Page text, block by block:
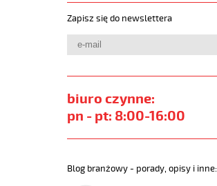
Zapisz się do newslettera
biuro czynne:
pn - pt: 8:00-16:00
Blog branżowy - porady, opisy i inne: